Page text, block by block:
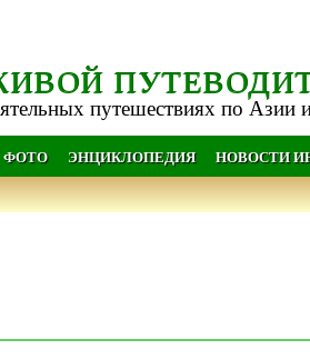
путешествиях по Азии
ФОТО ЭНЦИКЛОПЕДИЯ НОВОСТИ